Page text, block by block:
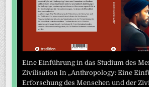
Eine Einführung in das Studium des
Zivilisation In „Anthropology: Eine
Erforschung des Menschen und der